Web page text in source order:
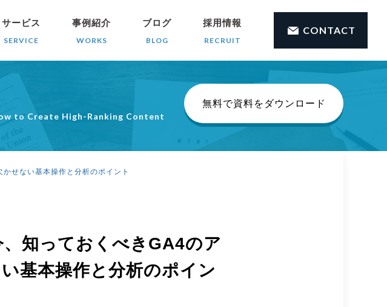
サービス
SERVICE
事例紹介
WORKS
ブログ
BLOG
採用情報
RECRUIT
CONTACT
to Create High-Ranking Content
無料で資料をダウンロード
せない基本操作と分析のポイント
、知っておくべきGA4のア
基本操作と分析のポイン